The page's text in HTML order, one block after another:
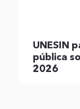
UNESIN
pública
2026